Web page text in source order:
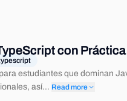
con
estudiantes que dominan
así… Read more